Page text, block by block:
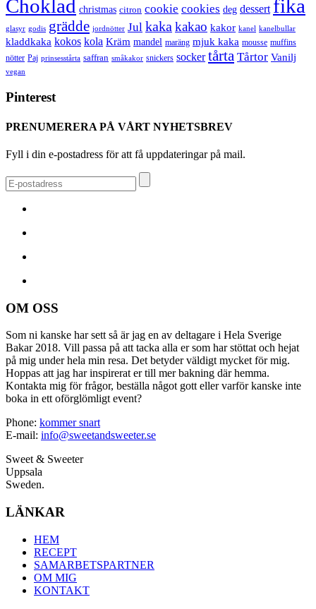
Choklad christmas citron cookie cookies deg dessert fika
glasyr godis grädde jordnötter Jul kaka kakao kakor kanel kanelbullar
kladdkaka kokos kola Kräm mandel maräng mjuk kaka mousse muffins
nötter Paj prinsesstårta saffran småkakor snickers socker tårta Tårtor Vanilj
vegan
Pinterest
PRENUMERERA PÅ VÅRT NYHETSBREV
Fyll i din e-postadress för att få uppdateringar på mail.
OM OSS
Som ni kanske har sett så är jag en av deltagare i Hela Sverige
Bakar 2018. Vill passa på att tacka alla er som har stöttat och hejat
på mig under hela min resa. Det betyder väldigt mycket för mig.
Hoppas att jag har inspirerat er till mer bakning där hemma.
Kontakta mig för frågor, beställa något gott eller varför kanske inte
boka in ett oförglömligt event?
Phone: kommer snart
E-mail: info@sweetandsweeter.se
Sweet & Sweeter
Uppsala
Sweden.
LÄNKAR
HEM
RECEPT
SAMARBETSPARTNER
OM MIG
KONTAKT